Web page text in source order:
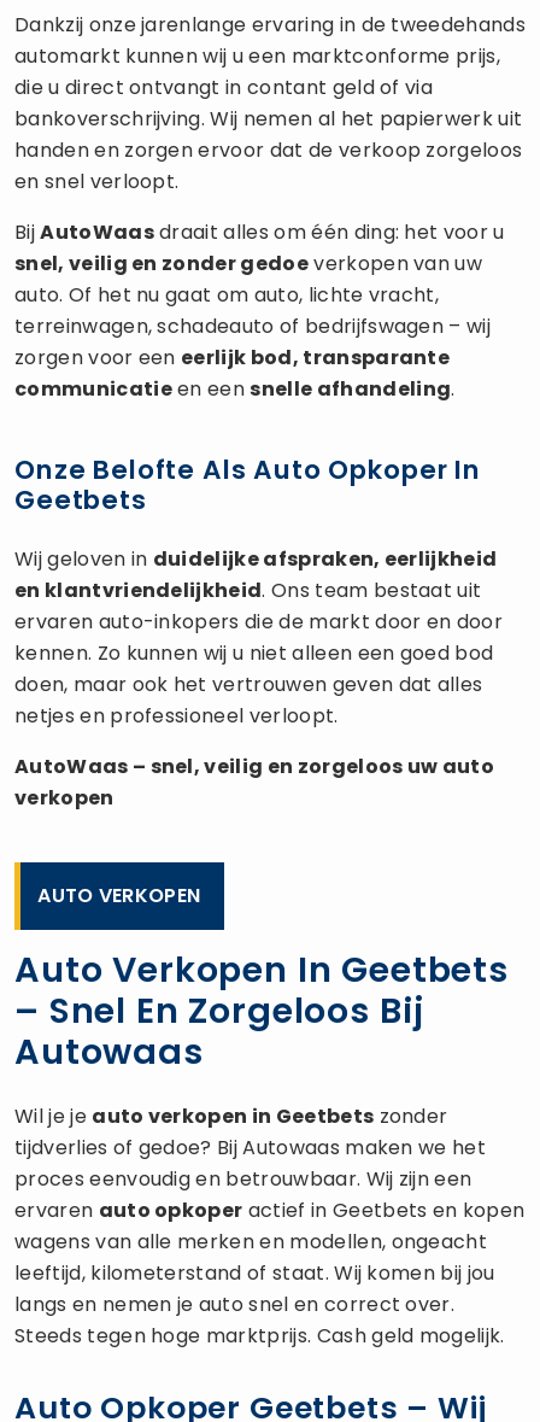
Dankzij onze jarenlange ervaring in de tweedehands
automarkt kunnen wij u een marktconforme prijs,
die u direct ontvangt in contant geld of via
bankoverschrijving. Wij nemen al het papierwerk uit
handen en zorgen ervoor dat de verkoop zorgeloos
en snel verloopt.
BijAutoWaasdraait alles om één ding: het voor u
snel, veilig en zonder gedoeverkopen van uw
auto. Of het nu gaat om auto, lichte vracht,
terreinwagen, schadeauto of bedrijfswagen – wij
zorgen voor een eerlijk bod, transparante
communicatieen eensnelle afhandeling.
Onze Belofte Als Auto Opkoper In
Geetbets
Wij geloven in duidelijke afspraken, eerlijkheid
en klantvriendelijkheid. Ons team bestaat uit
ervaren auto-inkopers die de markt door en door
kennen. Zo kunnen wij u niet alleen een goed bod
doen, maar ook het vertrouwen geven dat alles
netjes en professioneel verloopt.
AutoWaas – snel, veilig en zorgeloos uw auto
verkopen
AUTO VERKOPEN
Auto Verkopen In Geetbets
– Snel En Zorgeloos Bij
Autowaas
Wil je je auto verkopen in Geetbets zonder
tijdverlies of gedoe? Bij Autowaas maken we het
proces eenvoudig en betrouwbaar. Wij zijn een
ervaren auto opkoper actief in Geetbets en kopen
wagens van alle merken en modellen, ongeacht
leeftijd, kilometerstand of staat. Wij komen bij jou
langs en nemen je auto snel en correct over.
Steeds tegen hoge marktprijs. Cash geld mogelijk.
Auto Opkoper Geetbets – Wij